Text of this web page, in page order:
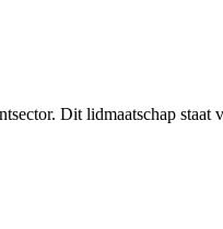
Dit lidmaatschap